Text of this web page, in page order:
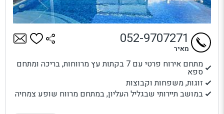
מתחם אירוח פרטי עם 7 בקתות עץ מרווחות, בריכה ומתחם
ספא
זוגות, משפחות וקבוצות
במושב תיירותי שבגליל העליון, במתחם מרווח שופע צמחיה
052-9707271
מאיר